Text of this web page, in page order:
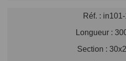
Réf. :
Longueur :
Section :